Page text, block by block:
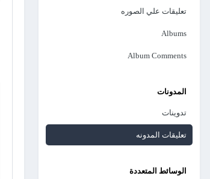
تعليقات علي الصوره
Albums
Album Comments
المدونات
تدوينات
تعليقات المدونه
الوسائط المتعددة